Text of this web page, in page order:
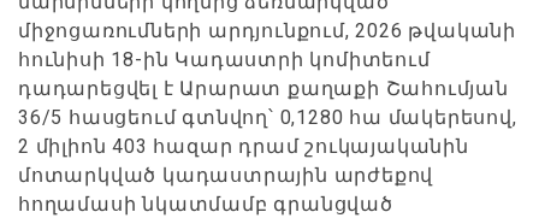
միջոցառումների արդյունքում, 2026 թվականի
հունիսի 18-ին Կադաստրի կոմիտեում
դադարեցվել է Արարատ քաղաքի Շահումյան
36/5 հասցեում գտնվող՝ 0,1280 հա մակերեսով,
2 միլիոն 403 հազար դրամ շուկայականին
մոտարկված կադաստրային արժեքով
հողամասի նկատմամբ գրանցված